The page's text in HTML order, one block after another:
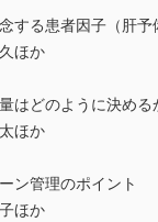
する患者因子（肝予
ほか
はどのように決め
ほか
ン管理のポイント
ほか